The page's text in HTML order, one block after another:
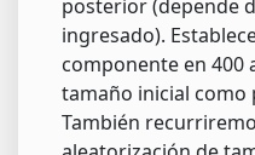
posterior (depende
ingresado).
componente en 400
tamaño inicial como
También